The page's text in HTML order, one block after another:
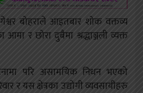
बोहराले आइतबार शोक वक्तव्य
आमा र छोरा दुबैमा श्रद्धाञ्जली व्यक्त
परि असामयिक निधन भएको
र यस क्षेत्रका उद्योगी व्यवसायीहरु